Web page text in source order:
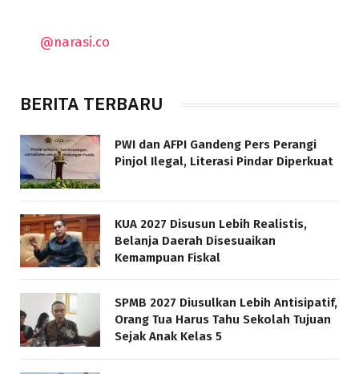
@narasi.co
BERITA TERBARU
PWI dan AFPI Gandeng Pers Perangi
Pinjol Ilegal, Literasi Pindar Diperkuat
KUA 2027 Disusun Lebih Realistis,
Belanja Daerah Disesuaikan
Kemampuan Fiskal
SPMB 2027 Diusulkan Lebih Antisipatif,
Orang Tua Harus Tahu Sekolah Tujuan
Sejak Anak Kelas 5